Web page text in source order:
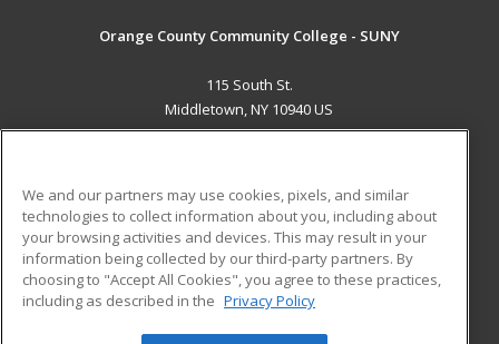
Orange County Community College - SUNY
115 South St.
Middletown, NY 10940 US
ADDITIONAL RESOURCES
Military
Financial Assistance
Help
Student Blog
We and our partners may use cookies, pixels, and similar
technologies to collect information about you, including about
your browsing activities and devices. This may result in your
information being collected by our third-party partners. By
choosing to "Accept All Cookies", you agree to these practices,
including as described in the Privacy Policy